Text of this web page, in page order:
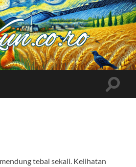
Kuncoro++
Toggle
tebal sekali. Kelihatan